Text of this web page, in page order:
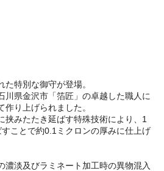
特別な御守が登場。
川県金沢市「箔匠」の卓越した職人に
り上げられました。
挟みたたき延ばす特殊技術により、1
ことで約0.1ミクロンの厚みに仕上げ
淡及びラミネート加工時の異物混入